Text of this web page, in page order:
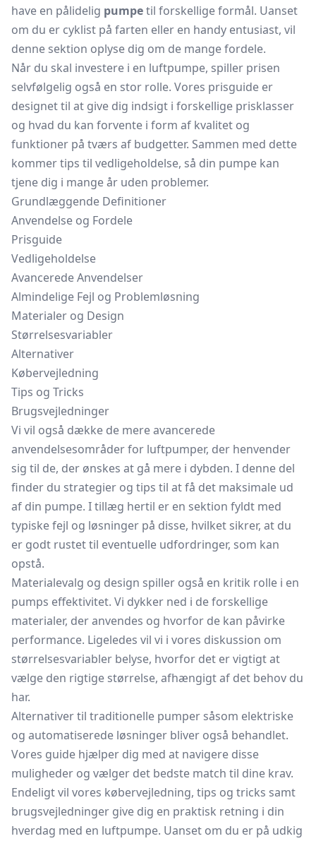
have en pålidelig pumpetil forskellige formål. Uanset
om du er cyklist på farten eller en handy entusiast, vil
denne sektion oplyse dig om de mange fordele.
Når du skal investere i en luftpumpe, spiller prisen
selvfølgelig også en stor rolle. Vores prisguide er
designet til at give dig indsigt i forskellige prisklasser
og hvad du kan forvente i form af kvalitet og
funktioner på tværs af budgetter. Sammen med dette
kommer tips til vedligeholdelse, så din pumpe kan
tjene dig i mange år uden problemer.
Grundlæggende Definitioner
Anvendelse og Fordele
Prisguide
Vedligeholdelse
Avancerede Anvendelser
Almindelige Fejl og Problemløsning
Materialer og Design
Størrelsesvariabler
Alternativer
Købervejledning
Tips og Tricks
Brugsvejledninger
Vi vil også dække de mere avancerede
anvendelsesområder for luftpumper, der henvender
sig til de, der ønskes at gå mere i dybden. I denne del
finder du strategier og tips til at få det maksimale ud
af din pumpe. I tillæg hertil er en sektion fyldt med
typiske fejl og løsninger på disse, hvilket sikrer, at du
er godt rustet til eventuelle udfordringer, som kan
opstå.
Materialevalg og design spiller også en kritik rolle i en
pumps effektivitet. Vi dykker ned i de forskellige
materialer, der anvendes og hvorfor de kan påvirke
performance. Ligeledes vil vi i vores diskussion om
størrelsesvariabler belyse, hvorfor det er vigtigt at
vælge den rigtige størrelse, afhængigt af det behov du
har.
Alternativer til traditionelle pumper såsom elektriske
og automatiserede løsninger bliver også behandlet.
Vores guide hjælper dig med at navigere disse
muligheder og vælger det bedste match til dine krav.
Endeligt vil vores købervejledning, tips og tricks samt
brugsvejledninger give dig en praktisk retning i din
hverdag med en luftpumpe. Uanset om du er på udkig